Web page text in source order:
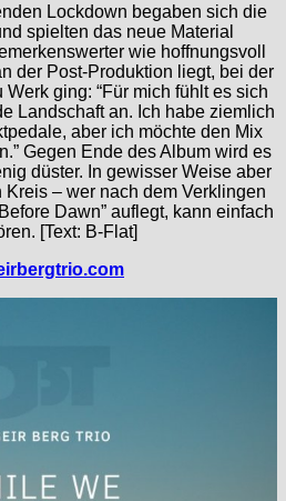
Lockdown begaben sich die
spielten das neue Material
wie hoffnungsvoll
der Post-Produktion liegt, bei der
ging: “Für mich fühlt es sich
Landschaft an. Ich habe ziemlich
aber ich möchte den Mix
Gegen Ende des Album wird es
düster. In gewisser Weise aber
– wer nach dem Verklingen
Dawn” auflegt, kann einfach
[Text: B-Flat]